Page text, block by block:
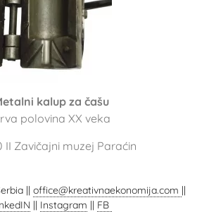
kalup za čašu
polovina XX veka
II Zavičajni muzej Paraćin
|| office@kreativnaekonomija.com ||
|| Instagram || FB